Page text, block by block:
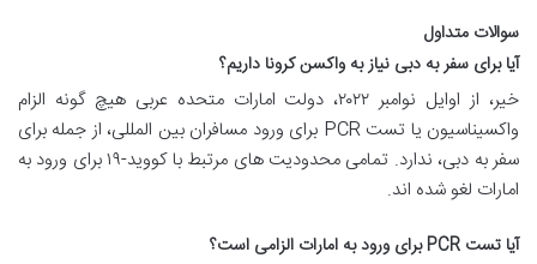
سوالات متداول
آیا برای سفر به دبی نیاز به واکسن کرونا داریم؟
خیر، از اوایل نوامبر ۲۰۲۲، دولت امارات متحده عربی هیچ گونه الزام
واکسیناسیون یا تست PCR برای ورود مسافران بین المللی، از جمله برای
سفر به دبی، ندارد. تمامی محدودیت های مرتبط با کووید-۱۹ برای ورود به
امارات لغو شده اند.
آیا تست PCR برای ورود به امارات الزامی است؟